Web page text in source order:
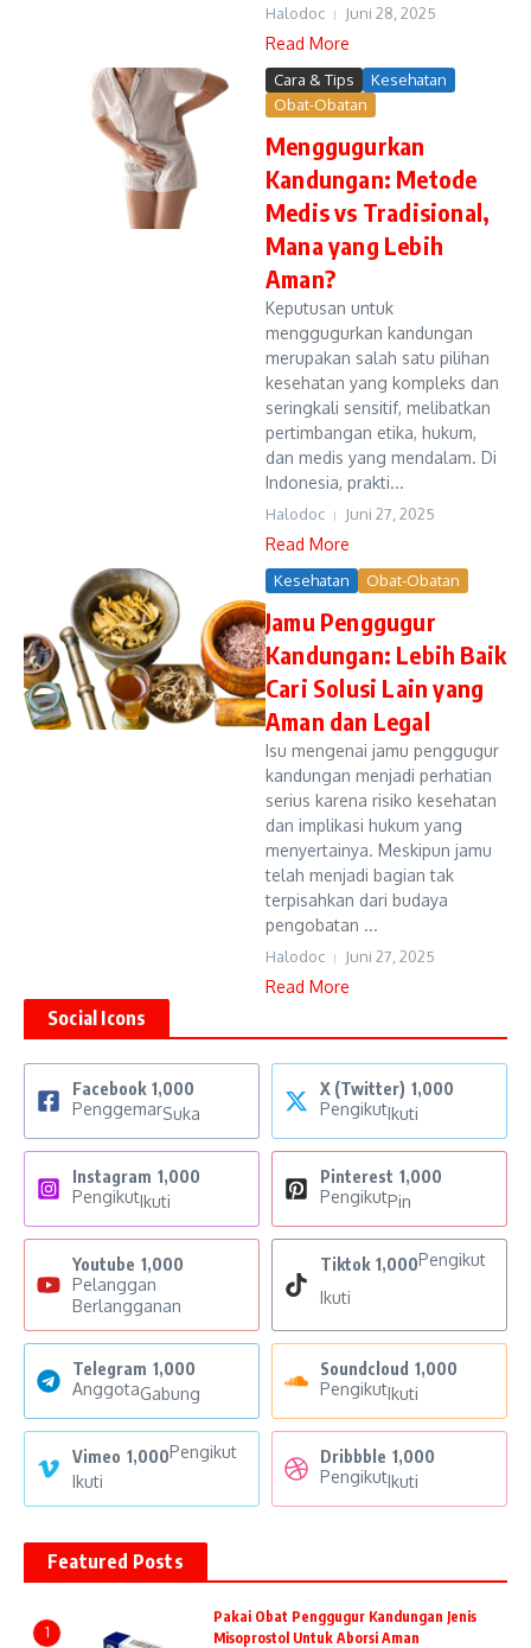
Halodoc Juni 28, 2025
Read More
Cara & Tips
Kesehatan
Obat-Obatan
Menggugurkan
Kandungan: Metode
Medis vs Tradisional,
Mana yang Lebih
Aman?
Keputusan untuk
menggugurkan kandungan
merupakan salah satu pilihan
kesehatan yang kompleks dan
seringkali sensitif, melibatkan
pertimbangan etika, hukum,
dan medis yang mendalam. Di
Indonesia, prakti...
Halodoc Juni 27, 2025
Read More
Kesehatan Obat-Obatan
Jamu Penggugur
Kandungan: Lebih Baik
Cari Solusi Lain yang
Aman dan Legal
Isu mengenai jamu penggugur
kandungan menjadi perhatian
serius karena risiko kesehatan
dan implikasi hukum yang
menyertainya. Meskipun jamu
telah menjadi bagian tak
terpisahkan dari budaya
pengobatan ...
Halodoc Juni 27, 2025
Read More
Social Icons
Facebook 1,000
PenggemarSuka
X (Twitter) 1,000
PengikutIkuti
Instagram 1,000
PengikutIkuti
Pinterest 1,000
PengikutPin
Youtube 1,000
Pelanggan
Berlangganan
Tiktok 1,000Pengikut
Ikuti
Telegram 1,000
AnggotaGabung
Soundcloud 1,000
PengikutIkuti
Vimeo 1,000Pengikut
Ikuti
Dribbble 1,000
PengikutIkuti
Featured Posts
1
Pakai Obat Penggugur Kandungan Jenis
Misoprostol Untuk Aborsi Aman